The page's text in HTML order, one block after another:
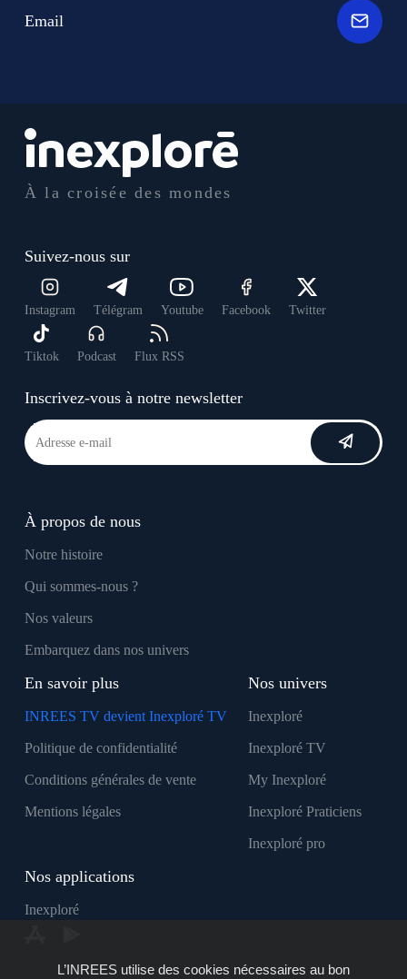
À la croisée des mondes
Suivez-nous sur
Instagram Télégram Youtube Facebook Twitter
Tiktok Podcast Flux RSS
Inscrivez-vous à notre newsletter
À propos de nous
Notre histoire
Qui sommes-nous ?
Nos valeurs
Embarquez dans nos univers
En savoir plus
INREES TV devient Inexploré TV
Politique de confidentialité
Conditions générales de vente
Mentions légales
Nos univers
Inexploré
Inexploré TV
My Inexploré
Inexploré Praticiens
Inexploré pro
Nos applications
Inexploré
Email
L’INREES utilise des cookies nécessaires au bon